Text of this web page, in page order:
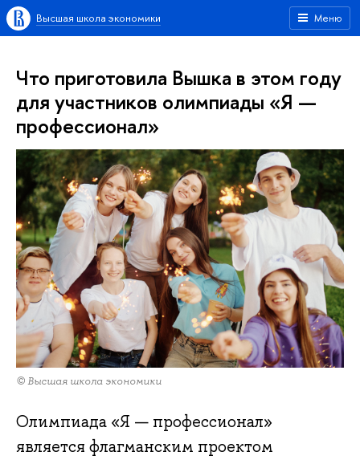
Меню
Высшая школа экономики
Что приготовила Вышка в этом году
для участников олимпиады «Я —
профессионал»
© Высшая школа экономики
Олимпиада «Я — профессионал»
является флагманским проектом